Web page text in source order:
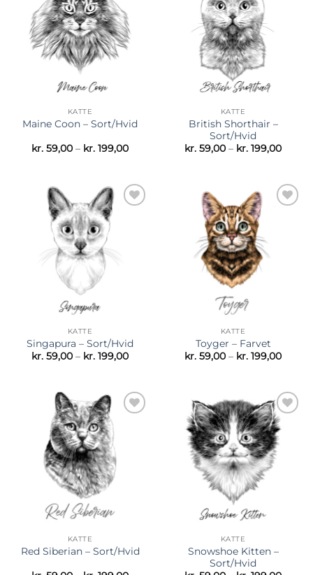
ønskeliste
KATTE
Maine Coon – Sort/Hvid
kr. 59,00 – kr. 199,00Prisinterval:
ønskeliste
KATTE
British Shorthair –
Sort/Hvid
kr. 59,00 – kr. 199,00
Tilføj til
ønskeliste
KATTE
Singapura – Sort/Hvid
kr. 59,00 – kr. 199,00Prisinterval:
Tilføj til
ønskeliste
KATTE
Toyger – Farvet
kr. 59,00 – kr. 199,00
Tilføj til
ønskeliste
KATTE
Red Siberian – Sort/Hvid
Tilføj til
ønskeliste
KATTE
Snowshoe Kitten –
Sort/Hvid